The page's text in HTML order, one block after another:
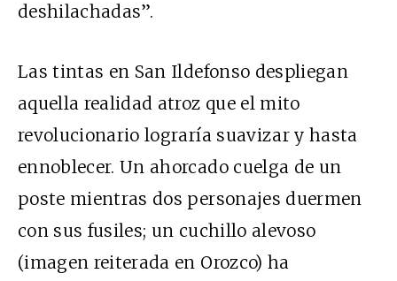
deshilachadas”.
Las tintas en San Ildefonso despliegan
aquella realidad atroz que el mito
revolucionario lograría suavizar y hasta
ennoblecer. Un ahorcado cuelga de un
poste mientras dos personajes duermen
con sus fusiles; un cuchillo alevoso
(imagen reiterada en Orozco) ha